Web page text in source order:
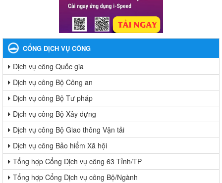
CỔNG DỊCH VỤ CÔNG
Dịch vụ công Quốc gia
Dịch vụ công Bộ Công an
Dịch vụ công Bộ Tư pháp
Dịch vụ công Bộ Xây dựng
Dịch vụ công Bộ Giao thông Vận tải
Dịch vụ công Bảo hiểm Xã hội
Tổng hợp Cổng Dịch vụ công 63 Tỉnh/TP
Tổng hợp Cổng Dịch vụ công Bộ/Ngành